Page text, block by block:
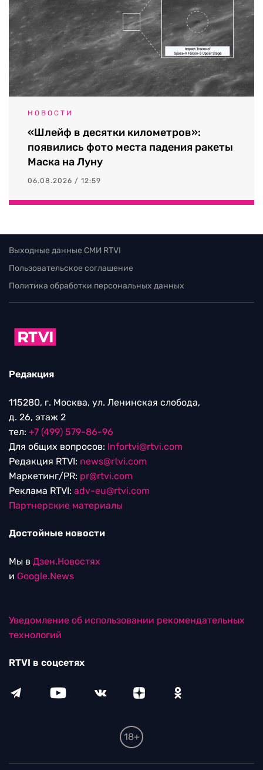
НОВОСТИ
«Шлейф в десятки километров»:
появились фото места падения ракеты
Маска на Луну
06.08.2026 / 12:59
Выходные данные СМИ RTVI
Пользовательское соглашение
Политика обработки персональных данных
Редакция
115280, г. Москва, ул. Ленинская слобода,
д. 26, этаж 2
тел: +7 (499) 579-86-96
Для общих вопросов: Infortvi@rtvi.com
Редакция RTVI: news@rtvi.com
Маркетинг/PR: pr@rtvi.com
Реклама RTVI: adv-eu@rtvi.com
Партнерские материалы
Достойные новости
Мы в Дзен.Новостях
и Google.News
Уведомление об использовании рекомендательных
технологий
RTVI в соцсетях
18+